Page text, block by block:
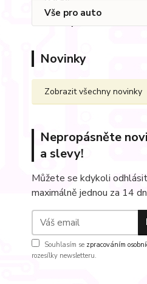
Vše pro auto
Novinky
Zobrazit všechny novinky
Nepropásněte
a slevy!
Můžete se kdykoli
maximálně jednou za 14
Souhlasím se zpracováním
rozesílky newsletteru.